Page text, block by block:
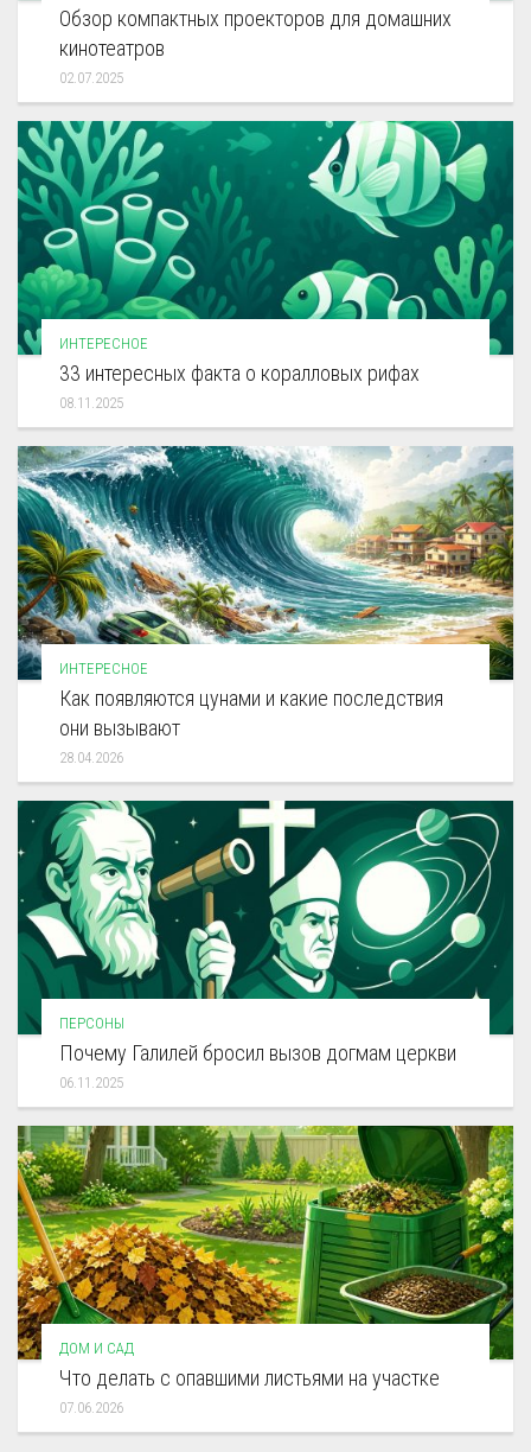
Обзор компактных проекторов для домашних
кинотеатров
02.07.2025
ИНТЕРЕСНОЕ
33 интересных факта о коралловых рифах
08.11.2025
ИНТЕРЕСНОЕ
Как появляются цунами и какие последствия
они вызывают
28.04.2026
ПЕРСОНЫ
Почему Галилей бросил вызов догмам церкви
06.11.2025
ДОМ И САД
Что делать с опавшими листьями на участке
07.06.2026